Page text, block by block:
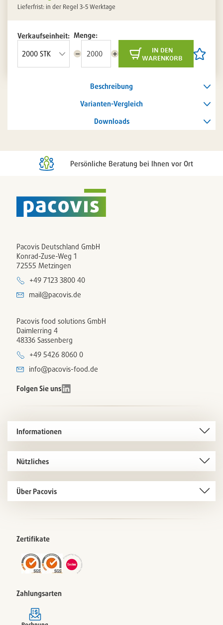
Lieferfrist: in der Regel 3-5 Werktage
Verkaufseinheit: Menge:
Menge
Menge
in den
warenkorb
Artikel
setzen
Beschreibung
Varianten-Vergleich
Downloads
Persönliche Beratung bei Ihnen vor Ort
Pacovis Deutschland GmbH
Konrad-Zuse-Weg 1
72555 Metzingen
+49 7123 3800 40
mail@pacovis.de
Pacovis food solutions GmbH
Daimlerring 4
48336 Sassenberg
+49 5426 8060 0
info@pacovis-food.de
Folgen Sie uns
Informationen
Nützliches
Über Pacovis
Zertifikate
Zahlungsarten